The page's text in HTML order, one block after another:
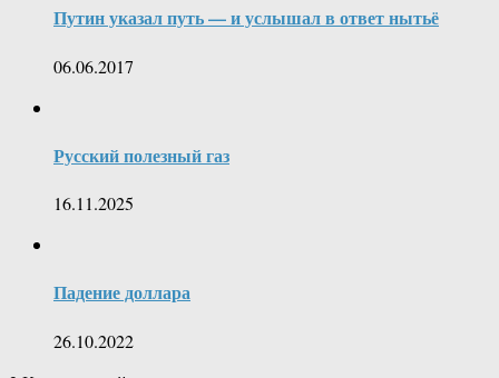
Путин указал путь — и услышал в ответ нытьё
06.06.2017
Русский полезный газ
16.11.2025
Падение доллара
26.10.2022